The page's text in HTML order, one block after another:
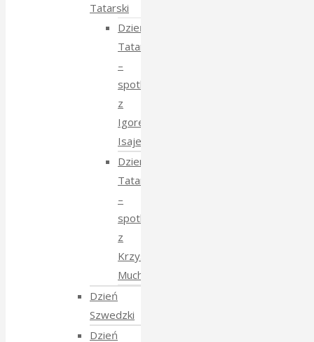
Tatarski
Dzień
Tatarski
–
spotkanie
z
Igorem
Isajewem
Dzien
Tatarski
–
spotkanie
z
Krzysztofem
Mucharskim
Dzień
Szwedzki
Dzień